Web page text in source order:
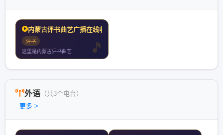
内蒙古评书曲艺广播在线收
评书
这里是内蒙古评书曲艺
外语 （共3个电台）
更多 >